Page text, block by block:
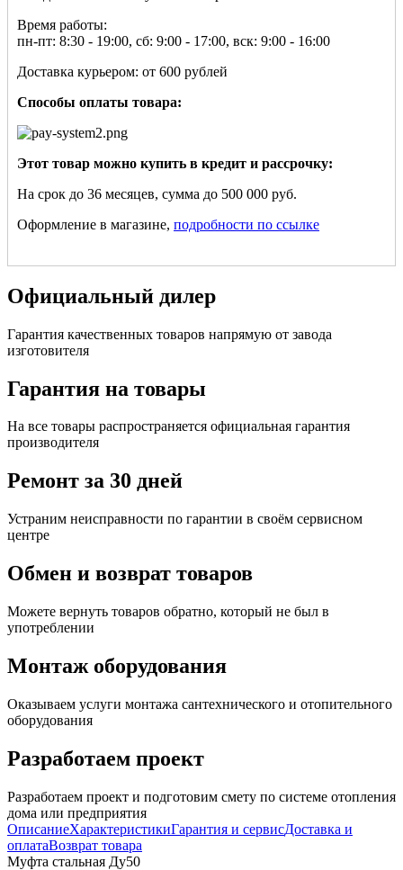
Время работы:
пн-пт: 8:30 - 19:00, сб: 9:00 - 17:00, вск: 9:00 - 16:00
Доставка курьером: от 600 рублей
Способы оплаты товара:
Этот товар можно купить в кредит и рассрочку:
На срок до 36 месяцев, сумма до 500 000 руб.
Оформление в магазине, подробности по ссылке
Официальный дилер
Гарантия качественных товаров напрямую от завода
изготовителя
Гарантия на товары
На все товары распространяется официальная гарантия
производителя
Ремонт за 30 дней
Устраним неисправности по гарантии в своём сервисном
центре
Обмен и возврат товаров
Можете вернуть товаров обратно, который не был в
употреблении
Монтаж оборудования
Оказываем услуги монтажа сантехнического и отопительного
оборудования
Разработаем проект
Разработаем проект и подготовим смету по системе отопления
дома или предприятия
ОписаниеХарактеристикиГарантия и сервисДоставка и
оплатаВозврат товара
Муфта стальная Ду50